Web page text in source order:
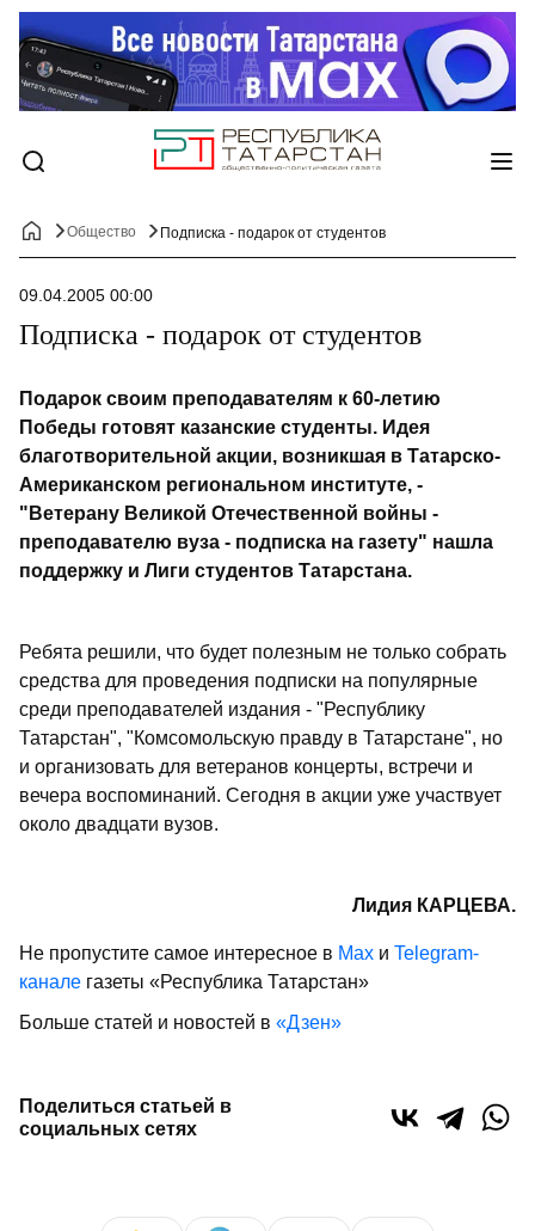
Общество Подписка - подарок от студентов
09.04.2005 00:00
Подписка - подарок от студентов
Подарок своим преподавателям к 60-летию
Победы готовят казанские студенты. Идея
благотворительной акции, возникшая в Татарско-
Американском региональном институте, -
"Ветерану Великой Отечественной войны -
преподавателю вуза - подписка на газету" нашла
поддержку и Лиги студентов Татарстана.
Ребята решили, что будет полезным не только собрать
средства для проведения подписки на популярные
среди преподавателей издания - "Республику
Татарстан", "Комсомольскую правду в Татарстане", но
и организовать для ветеранов концерты, встречи и
вечера воспоминаний. Сегодня в акции уже участвует
около двадцати вузов.
Лидия КАРЦЕВА.
Не пропустите самое интересное в Max и Telegram-
канале газеты «Республика Татарстан»
Больше статей и новостей в «Дзен»
Поделиться статьей в
социальных сетях